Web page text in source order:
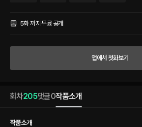
그럼 시트 갈겠습니다.” 그대로 시트를 당기자 그가 기겁하
제가 빨리 끝내고 나갈 수 있게 좀 일어나 주시겠어요?” 시력을 잃고 성질 더러워진 주인
님과 산전수전 다 겪은 시녀님의 이야기
5화 까지 무료 공개
앱에서 첫화보기
회차205댓글0작품소개
작품소개